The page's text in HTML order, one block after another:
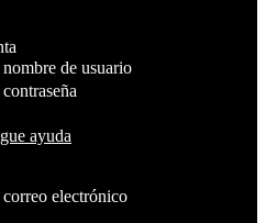
de usuario
ayuda
correo electrónico